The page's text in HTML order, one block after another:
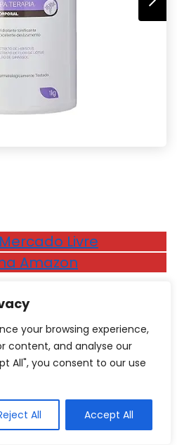
your browsing experience,
content, and analyse our
All", you consent to our use
All Accept All
Livre
Amazon
Línfática Raavi temação
de hibiscus, flor de lótus
deslizamento
linfático e a circulação,
e